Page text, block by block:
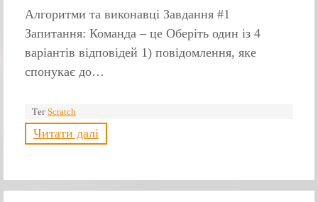
Алгоритми та виконавці Завдання #1
Запитання: Команда – це Оберіть один із 4
варіантів відповідей 1) повідомлення, яке
спонукає до…
Тег Scratch
Читати далі